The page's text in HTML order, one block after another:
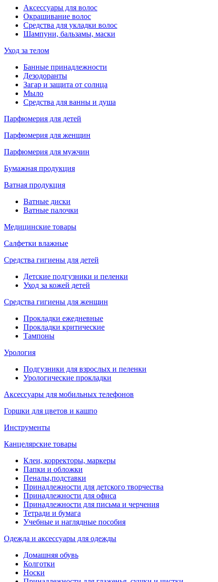
Аксессуары для волос
Окрашивание волос
Средства для укладки волос
Шампуни, бальзамы, маски
Уход за телом
Банные принадлежности
Дезодоранты
Загар и защита от солнца
Мыло
Средства для ванны и душа
Парфюмерия для детей
Парфюмерия для женщин
Парфюмерия для мужчин
Бумажная продукция
Ватная продукция
Ватные диски
Ватные палочки
Медицинские товары
Салфетки влажные
Средства гигиены для детей
Детские подгузники и пеленки
Уход за кожей детей
Средства гигиены для женщин
Прокладки ежедневные
Прокладки критические
Тампоны
Урология
Подгузники для взрослых и пеленки
Урологические прокладки
Аксессуары для мобильных телефонов
Горшки для цветов и кашпо
Инструменты
Канцелярские товары
Клеи, корректоры, маркеры
Папки и обложки
Пеналы,подставки
Принадлежности для детского творчества
Принадлежности для офиса
Принадлежности для письма и черчения
Тетради и бумага
Учебные и наглядные пособия
Одежда и аксессуары для одежды
Домашняя обувь
Колготки
Носки